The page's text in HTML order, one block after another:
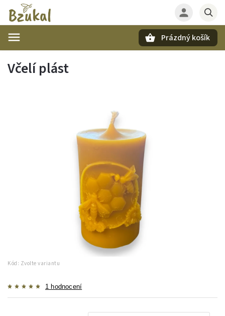
Prázdný košík
Včelí plást
Kód: Zvolte variantu
1 hodnocení